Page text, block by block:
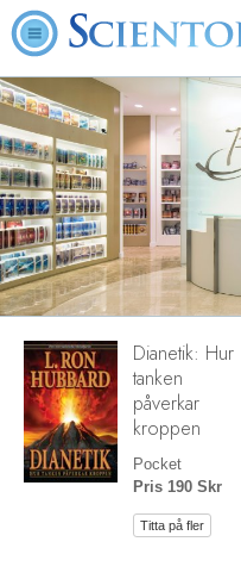
Dianetik: Hur
tanken
påverkar
kroppen
Pocket
Pris 190 Skr
Titta på fler